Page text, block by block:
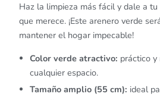
Haz la limpieza más fácil y dale a
que merece. ¡Este arenero verde
mantener el hogar impecable!
Color verde atractivo: práctico y
cualquier espacio.
Tamaño amplio (55 cm): ideal